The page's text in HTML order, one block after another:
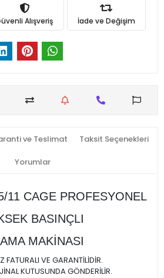
Alışveriş İade ve Değişim
ve Teslimat Taksit Seçenekleri
Yorumlar
11 CAGE PROFESYONEL
BASINÇLI
MAKİNASI
FATURALI VE GARANTİLİDİR.
KUTUSUNDA GÖNDERİLİR.